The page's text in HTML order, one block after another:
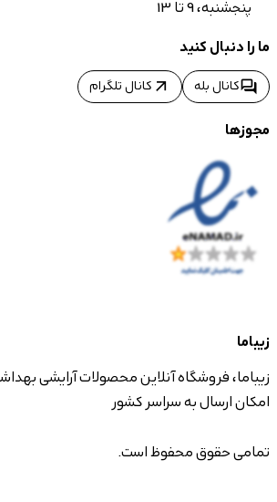
پنجشنبه، 9 تا 13
ما را دنبال کنید
forumکانال بله arrow_outward کانال تلگرام
مجوزها
زیباما
زیباما، فروشگاه آنلاین محصولات آرایشی
امکان ارسال به سراسر کشور
تمامی حقوق محفوظ است.